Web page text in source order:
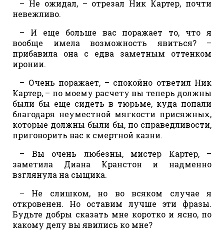
– Не ожидал, – отрезал Ник Картер, почти
невежливо.
– И еще больше вас поражает то, что я
вообще имела возможность явиться? –
прибавила она с едва заметным оттенком
иронии.
– Очень поражает, – спокойно ответил Ник
Картер, – по моему расчету вы теперь должны
были бы еще сидеть в тюрьме, куда попали
благодаря неуместной мягкости присяжных,
которые должны были бы, по справедливости,
приговорить вас к смертной казни.
– Вы очень любезны, мистер Картер, –
заметила Диана Кранстон и надменно
взглянула на сыщика.
– Не слишком, но во всяком случае я
откровенен. Но оставим лучше эти фразы.
Будьте добры сказать мне коротко и ясно, по
какому делу вы явились ко мне?